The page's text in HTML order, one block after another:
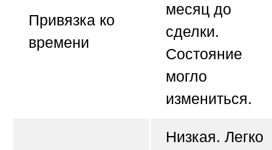
Привязка ко
времени
месяц до
сделки.
Состояние
могло
измениться.
Низкая. Легко